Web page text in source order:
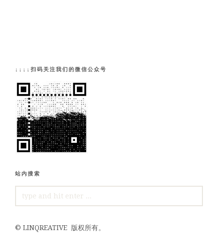
↓↓↓↓扫码关注我们的微信公众号
站内搜索
FOR:
©LINQREATIVE 版权所有。